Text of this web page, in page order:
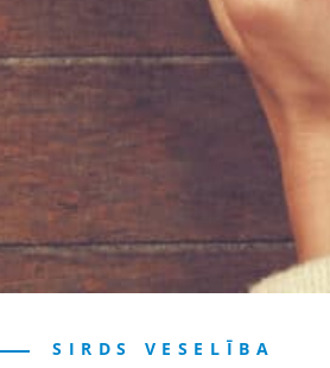
SIRDS VESELĪBA